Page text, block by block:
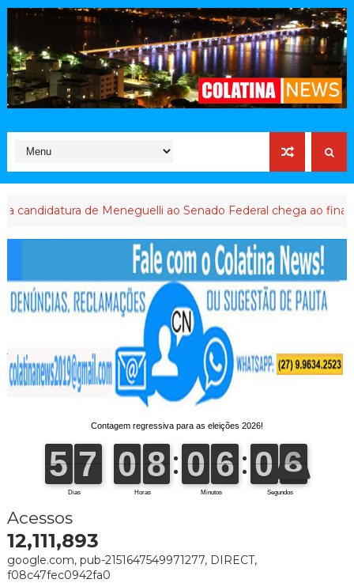
de Meneguelli ao Senado Federal chega ao final
Acessos
12,111,893
google.com, pub-2151647549971277, DIRECT,
f08c47fec0942fa0